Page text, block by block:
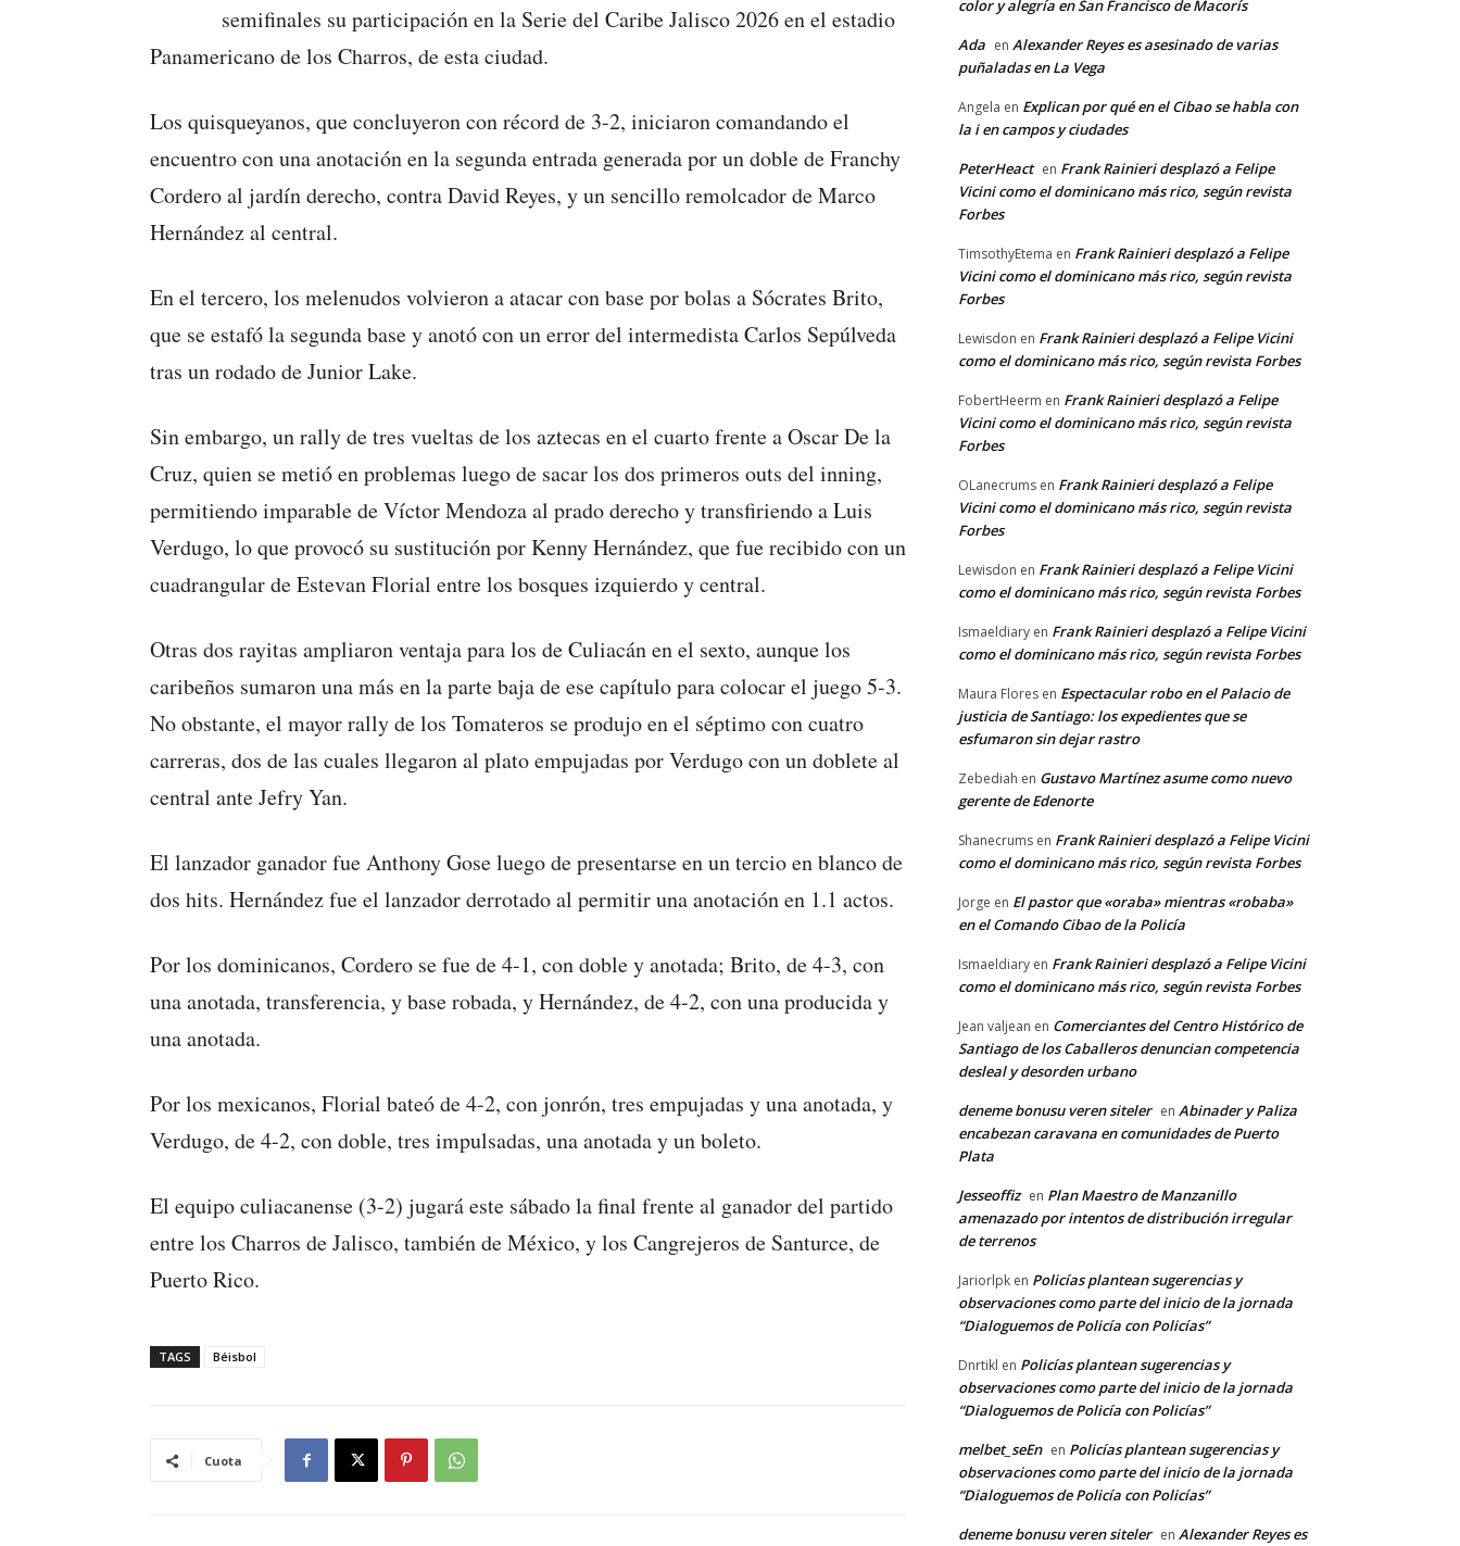
semifinales su participación en la Serie del Caribe Jalisco 2026 en el estadio
Panamericano de los Charros, de esta ciudad.
Los quisqueyanos, que concluyeron con récord de 3-2, iniciaron comandando el
encuentro con una anotación en la segunda entrada generada por un doble de Franchy
Cordero al jardín derecho, contra David Reyes, y un sencillo remolcador de Marco
Hernández al central.
En el tercero, los melenudos volvieron a atacar con base por bolas a Sócrates Brito,
que se estafó la segunda base y anotó con un error del intermedista Carlos Sepúlveda
tras un rodado de Junior Lake.
Sin embargo, un rally de tres vueltas de los aztecas en el cuarto frente a Oscar De la
Cruz, quien se metió en problemas luego de sacar los dos primeros outs del inning,
permitiendo imparable de Víctor Mendoza al prado derecho y transfiriendo a Luis
Verdugo, lo que provocó su sustitución por Kenny Hernández, que fue recibido con un
cuadrangular de Estevan Florial entre los bosques izquierdo y central.
Otras dos rayitas ampliaron ventaja para los de Culiacán en el sexto, aunque los
caribeños sumaron una más en la parte baja de ese capítulo para colocar el juego 5-3.
No obstante, el mayor rally de los Tomateros se produjo en el séptimo con cuatro
carreras, dos de las cuales llegaron al plato empujadas por Verdugo con un doblete al
central ante Jefry Yan.
El lanzador ganador fue Anthony Gose luego de presentarse en un tercio en blanco de
dos hits. Hernández fue el lanzador derrotado al permitir una anotación en 1.1 actos.
Por los dominicanos, Cordero se fue de 4-1, con doble y anotada; Brito, de 4-3, con
una anotada, transferencia, y base robada, y Hernández, de 4-2, con una producida y
una anotada.
Por los mexicanos, Florial bateó de 4-2, con jonrón, tres empujadas y una anotada, y
Verdugo, de 4-2, con doble, tres impulsadas, una anotada y un boleto.
El equipo culiacanense (3-2) jugará este sábado la final frente al ganador del partido
entre los Charros de Jalisco, también de México, y los Cangrejeros de Santurce, de
Puerto Rico.
TAGS Béisbol
Cuota
color y alegría en San Francisco de Macorís
Ada en Alexander Reyes es asesinado de varias
puñaladas en La Vega
Angela en Explican por qué en el Cibao se habla con
la i en campos y ciudades
PeterHeact en Frank Rainieri desplazó a Felipe
Vicini como el dominicano más rico, según revista
Forbes
TimsothyEtema en Frank Rainieri desplazó a Felipe
Vicini como el dominicano más rico, según revista
Forbes
Lewisdon en Frank Rainieri desplazó a Felipe Vicini
como el dominicano más rico, según revista Forbes
FobertHeerm en Frank Rainieri desplazó a Felipe
Vicini como el dominicano más rico, según revista
Forbes
OLanecrums en Frank Rainieri desplazó a Felipe
Vicini como el dominicano más rico, según revista
Forbes
Lewisdon en Frank Rainieri desplazó a Felipe Vicini
como el dominicano más rico, según revista Forbes
Ismaeldiary en Frank Rainieri desplazó a Felipe Vicini
como el dominicano más rico, según revista Forbes
Maura Flores en Espectacular robo en el Palacio de
justicia de Santiago: los expedientes que se
esfumaron sin dejar rastro
Zebediah en Gustavo Martínez asume como nuevo
gerente de Edenorte
Shanecrums en Frank Rainieri desplazó a Felipe Vicini
como el dominicano más rico, según revista Forbes
Jorge en El pastor que «oraba» mientras «robaba»
en el Comando Cibao de la Policía
Ismaeldiary en Frank Rainieri desplazó a Felipe Vicini
como el dominicano más rico, según revista Forbes
Jean valjean en Comerciantes del Centro Histórico de
Santiago de los Caballeros denuncian competencia
desleal y desorden urbano
deneme bonusu veren siteler en Abinader y Paliza
encabezan caravana en comunidades de Puerto
Plata
Jesseoffiz en Plan Maestro de Manzanillo
amenazado por intentos de distribución irregular
de terrenos
Jariorlpk en Policías plantean sugerencias y
observaciones como parte del inicio de la jornada
“Dialoguemos de Policía con Policías”
Dnrtikl en Policías plantean sugerencias y
observaciones como parte del inicio de la jornada
“Dialoguemos de Policía con Policías”
melbet_seEn en Policías plantean sugerencias y
observaciones como parte del inicio de la jornada
“Dialoguemos de Policía con Policías”
deneme bonusu veren siteler en Alexander Reyes es